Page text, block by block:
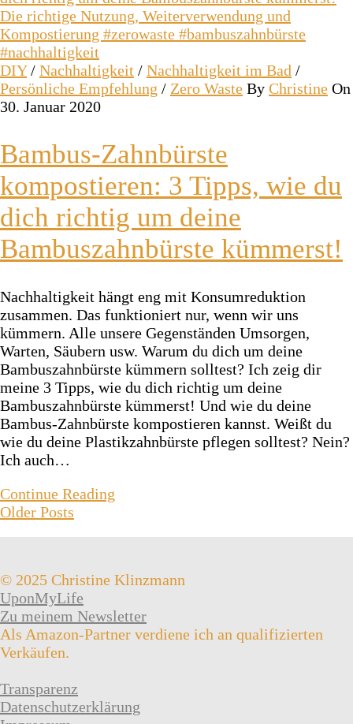
DIY/ Nachhaltigkeit / Nachhaltigkeit im Bad /
Persönliche Empfehlung / Zero Waste By Christine On
30. Januar 2020
Bambus-Zahnbürste
kompostieren: 3 Tipps, wie du
dich richtig um deine
Bambuszahnbürste kümmerst!
Nachhaltigkeit hängt eng mit Konsumreduktion
zusammen. Das funktioniert nur, wenn wir uns
kümmern. Alle unsere Gegenständen Umsorgen,
Warten, Säubern usw. Warum du dich um deine
Bambuszahnbürste kümmern solltest? Ich zeig dir
meine 3 Tipps, wie du dich richtig um deine
Bambuszahnbürste kümmerst! Und wie du deine
Bambus-Zahnbürste kompostieren kannst. Weißt du
wie du deine Plastikzahnbürste pflegen solltest? Nein?
Ich auch…
Continue Reading
Older Posts
© 2025 Christine Klinzmann
UponMyLife
Zu meinem Newsletter
Als Amazon-Partner verdiene ich an qualifizierten
Verkäufen.
Transparenz
Datenschutzerklärung